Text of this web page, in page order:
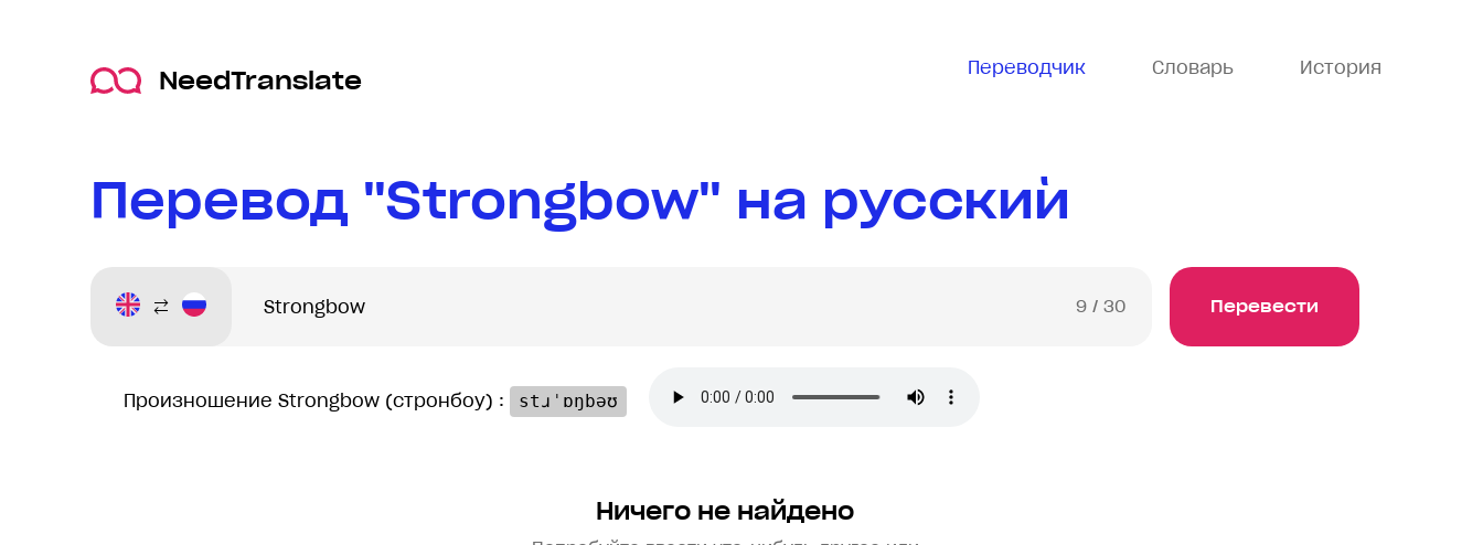
NeedTranslate Переводчик Словарь История
Перевод "Strongbow" на русский
9 / 30 Перевести
Произношение Strongbow (стронбоу) : stɹˈɒŋbəʊ
Ничего не найдено